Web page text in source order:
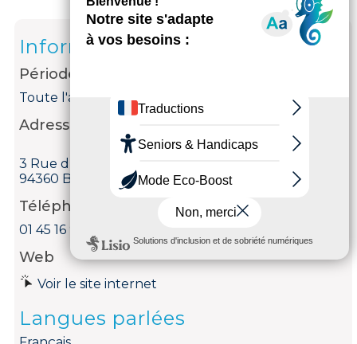
Informations
Période d'ouverture
Toute l'année.
Adresse
3 Rue du Clos Sainte Catherine
94360 Bry-sur-Marne
Téléphone
01 45 16 96 57
Web
Voir le site internet
Langues parlées